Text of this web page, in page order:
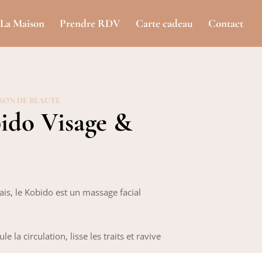
La Maison Prendre RDV Carte cadeau Contact
DE BEAUTÉ
Visage &
le Kobido est un massage facial
la circulation, lisse les traits et ravive